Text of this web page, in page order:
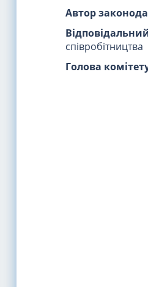
Автор
співробітництва
Голова